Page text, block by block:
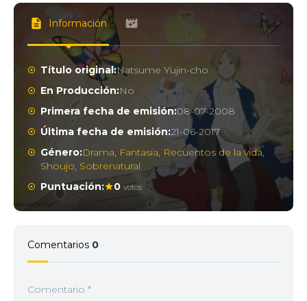
Información
Título original:Natsume Yujin-cho
En Producción:No
Primera fecha de emisión:08-07-2008
Última fecha de emisión:21-06-2017
Género:Drama, Fantasía, Recuentos de la vida,
Shoujo, Sobrenatural
Puntuación:
0 votos
Comentarios 0
Comentario *